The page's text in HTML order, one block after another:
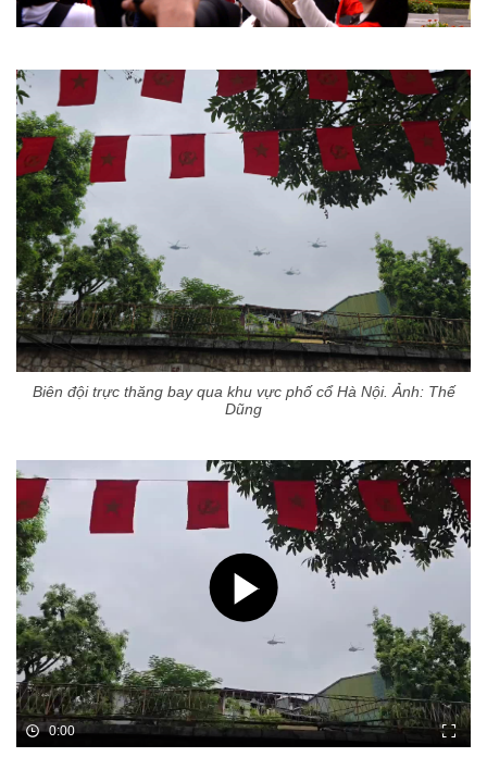
Biên đội trực thăng bay qua khu vực phố cổ Hà Nội. Ảnh: Thế
Dũng
0:00